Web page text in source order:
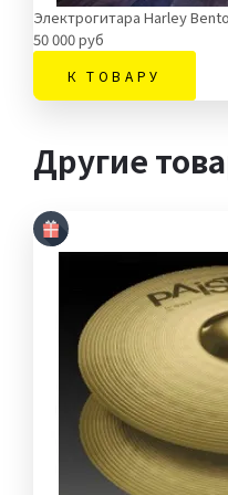
Электрогитара Harley
50 000 руб
К ТОВАРУ
Другие